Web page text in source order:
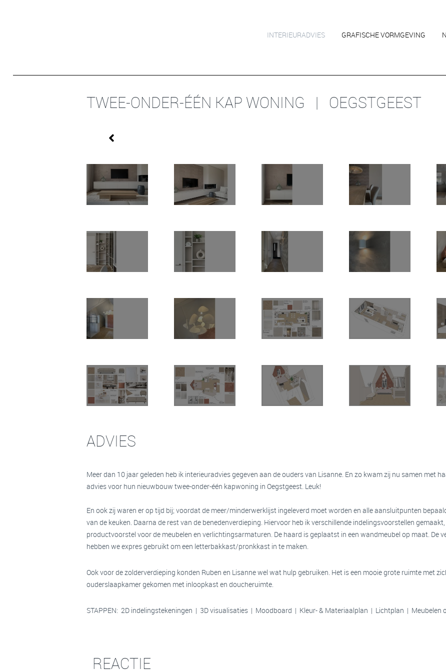
INTERIEURADVIES GRAFISCHE VORMGEVING
TWEE-ONDER-ÉÉN KAP WONING | OEGSTGEEST
ADVIES
Meer dan 10 jaar geleden heb ik interieuradvies gegeven aan de ouders van Lisanne. En zo kwam zij nu samen met
advies voor hun nieuwbouw twee-onder-één kapwoning in Oegstgeest. Leuk!
En ook zij waren er op tijd bij; voordat de meer/minderwerklijst ingeleverd moet worden en alle aansluitpunten
van de keuken. Daarna de rest van de benedenverdieping. Hiervoor heb ik verschillende indelingsvoorstellen
productvoorstel voor de meubelen en verlichtingsarmaturen. De haard is geplaatst in een wandmeubel op maat. De
hebben we expres gebruikt om een letterbakkast/pronkkast in te maken.
Ook voor de zolderverdieping konden Ruben en Lisanne wel wat hulp gebruiken. Het is een mooie grote ruimte met
ouderslaapkamer gekomen met inloopkast en doucheruimte.
STAPPEN: 2D indelingstekeningen | 3D visualisaties | Moodboard | Kleur- & Materiaalplan | Lichtplan | Meubelen
REACTIE